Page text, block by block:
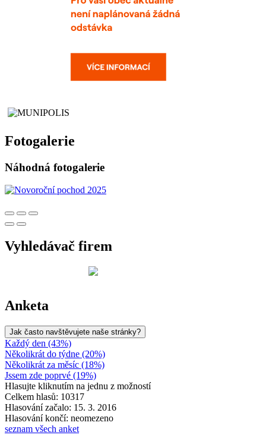
Fotogalerie
Náhodná fotogalerie
Vyhledávač firem
Anketa
Jak často navštěvujete naše stránky?
Každý den (43%)
Několikrát do týdne (20%)
Několikrát za měsíc (18%)
Jssem zde poprvé (19%)
Hlasujte kliknutím na jednu z možností
Celkem hlasů: 10317
Hlasování začalo: 15. 3. 2016
Hlasování končí: neomezeno
seznam všech anket